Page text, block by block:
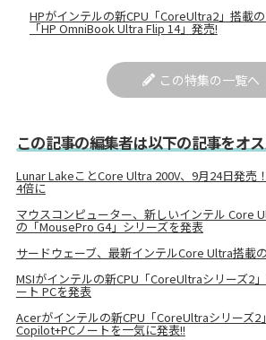
HPがインテルの新CPU「CoreUltra2」搭載
「HP OmniBook Ultra Flip 14」発売!
この特集の一覧へ
この記事の編集者は以下の記事をオ
Lunar LakeことCore Ultra 200V、9月24日発売
4倍に
マウスコンピューター、新しいインテル Core
の「MousePro G4」シリーズを発表
サードウェーブ、最新インテルCore Ultra搭載
MSIがインテルの新CPU「CoreUltraシリーズ2
ート PCを発表
Acerがインテルの新CPU「CoreUltraシリーズ2
Copilot+PCノートを一気に発表!!